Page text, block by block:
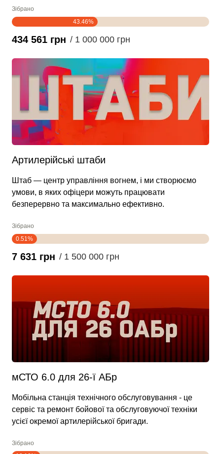
Зібрано
43.46%
434 561 грн / 1 000 000 грн
Артилерійські штаби
Штаб — центр управління вогнем, і ми створюємо
умови, в яких офіцери можуть працювати
безперервно та максимально ефективно.
Зібрано
0.51%
7 631 грн / 1 500 000 грн
мСТО 6.0 для 26-ї АБр
Мобільна станція технічного обслуговування - це
сервіс та ремонт бойової та обслуговуючої техніки
усієї окремої артилерійської бригади.
Зібрано